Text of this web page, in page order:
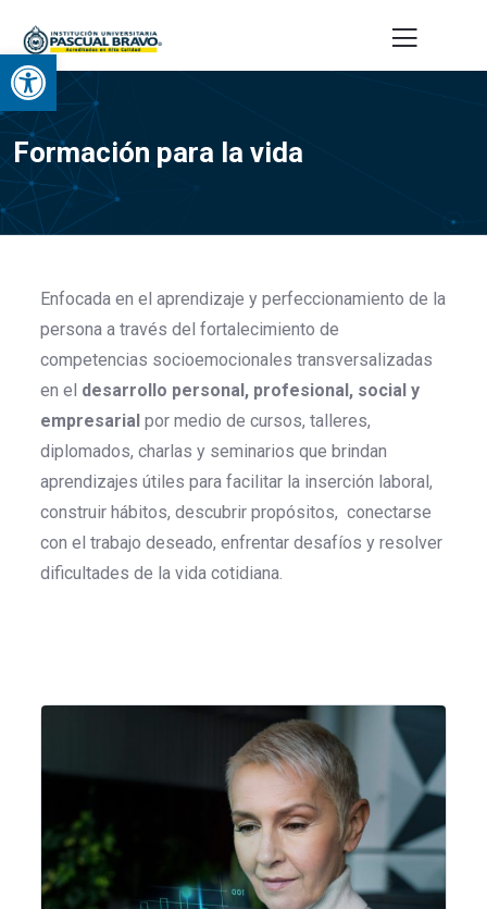
Abrir barra de herramientas
Formación para la vida
Enfocada en el aprendizaje y perfeccionamiento de la
persona a través del fortalecimiento de
competencias socioemocionales transversalizadas
en el desarrollo personal, profesional, social y
empresarial por medio de cursos, talleres,
diplomados, charlas y seminarios que brindan
aprendizajes útiles para facilitar la inserción laboral,
construir hábitos, descubrir propósitos, conectarse
con el trabajo deseado, enfrentar desafíos y resolver
dificultades de la vida cotidiana.